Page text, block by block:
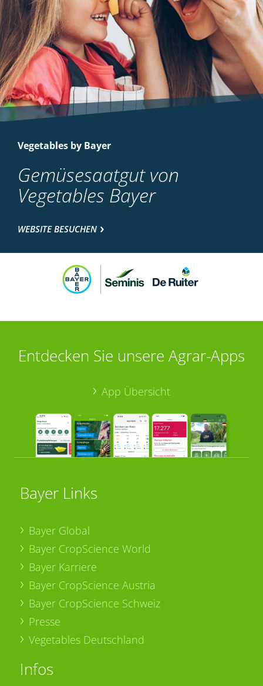
Vegetables by Bayer
Gemüsesaatgut von
Vegetables Bayer
WEBSITE BESUCHEN
Entdecken Sie unsere Agrar-Apps
App Übersicht
Bayer Links
Bayer Global
Bayer CropScience World
Bayer Karriere
Bayer CropScience Austria
Bayer CropScience Schweiz
Presse
Vegetables Deutschland
Infos